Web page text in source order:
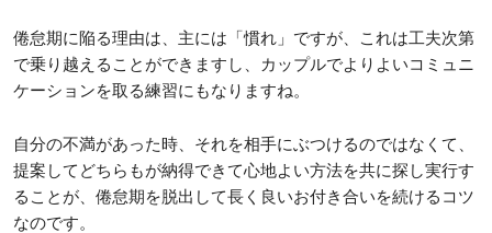
倦怠期に陥る理由は、主には「慣れ」ですが、これは工夫次第
で乗り越えることができますし、カップルでよりよいコミュニ
ケーションを取る練習にもなりますね。
自分の不満があった時、それを相手にぶつけるのではなくて、
提案してどちらもが納得できて心地よい方法を共に探し実行す
ることが、倦怠期を脱出して長く良いお付き合いを続けるコツ
なのです。